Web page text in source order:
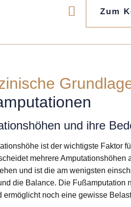
Zum
und ihre
ist der wichtigste Faktor
mehrere
und ist die am wenigsten
die Balance. Die Fußamputation
ermöglicht noch eine gewisse